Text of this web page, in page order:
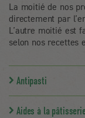
La moitié de nos
directement par
L’autre moitié est
selon nos recettes
Antipasti
Aides à la